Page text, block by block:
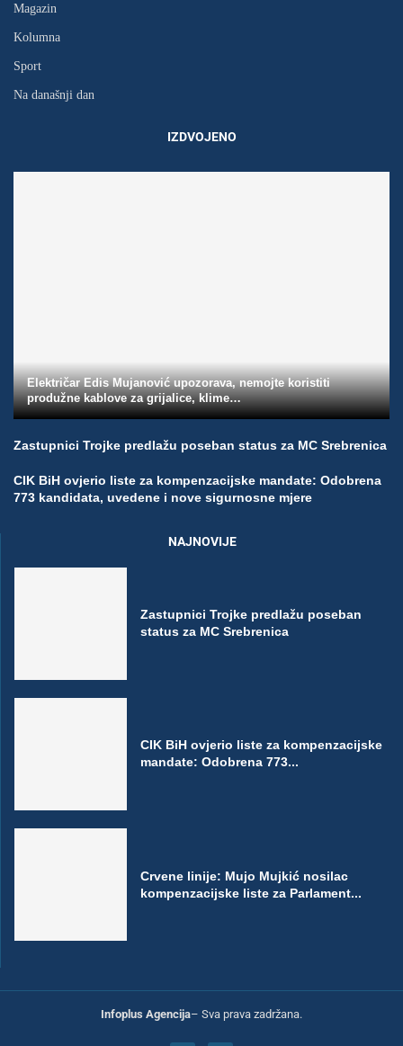
Magazin
Kolumna
Sport
Na današnji dan
IZDVOJENO
Električar Edis Mujanović upozorava, nemojte koristiti
produžne kablove za grijalice, klime…
Zastupnici Trojke predlažu poseban status za MC Srebrenica
CIK BiH ovjerio liste za kompenzacijske mandate: Odobrena
773 kandidata, uvedene i nove sigurnosne mjere
NAJNOVIJE
Zastupnici Trojke predlažu poseban
status za MC Srebrenica
CIK BiH ovjerio liste za kompenzacijske
mandate: Odobrena 773...
Crvene linije: Mujo Mujkić nosilac
kompenzacijske liste za Parlament...
Infoplus Agencija– Sva prava zadržana.